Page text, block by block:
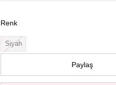
Renk
Siyah
Paylaş